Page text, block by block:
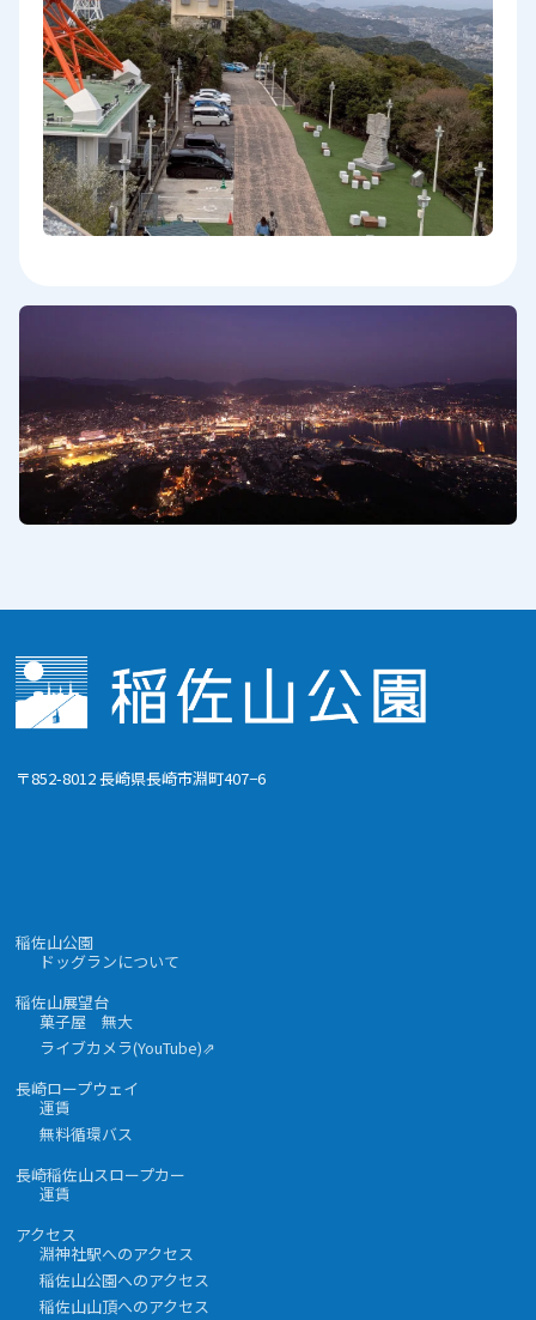
〒852-8012 長崎県長崎市淵町407−6
稲佐山公園
ドッグランについて
稲佐山展望台
菓子屋 無大
ライブカメラ(YouTube)⇗
長崎ロープウェイ
運賃
無料循環バス
長崎稲佐山スロープカー
運賃
アクセス
淵神社駅へのアクセス
稲佐山公園へのアクセス
稲佐山山頂へのアクセス